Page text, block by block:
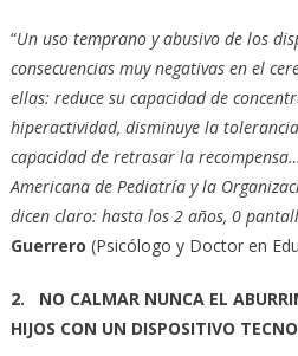
“Un uso temprano y abusivo de los
consecuencias muy negativas en el
ellas: reduce su capacidad de
hiperactividad, disminuye la
capacidad de retrasar la
Americana de Pediatría y la
dicen claro: hasta los 2 años, 0
Guerrero (Psicólogo y Doctor en
2. NO CALMAR NUNCA EL
HIJOS CON UN DISPOSITIVO